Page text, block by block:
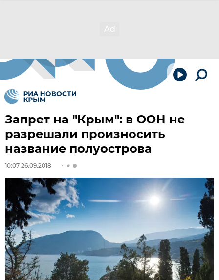
Запрет на "Крым": в ООН не
разрешали произносить
название полуострова
10:07 26.09.2018